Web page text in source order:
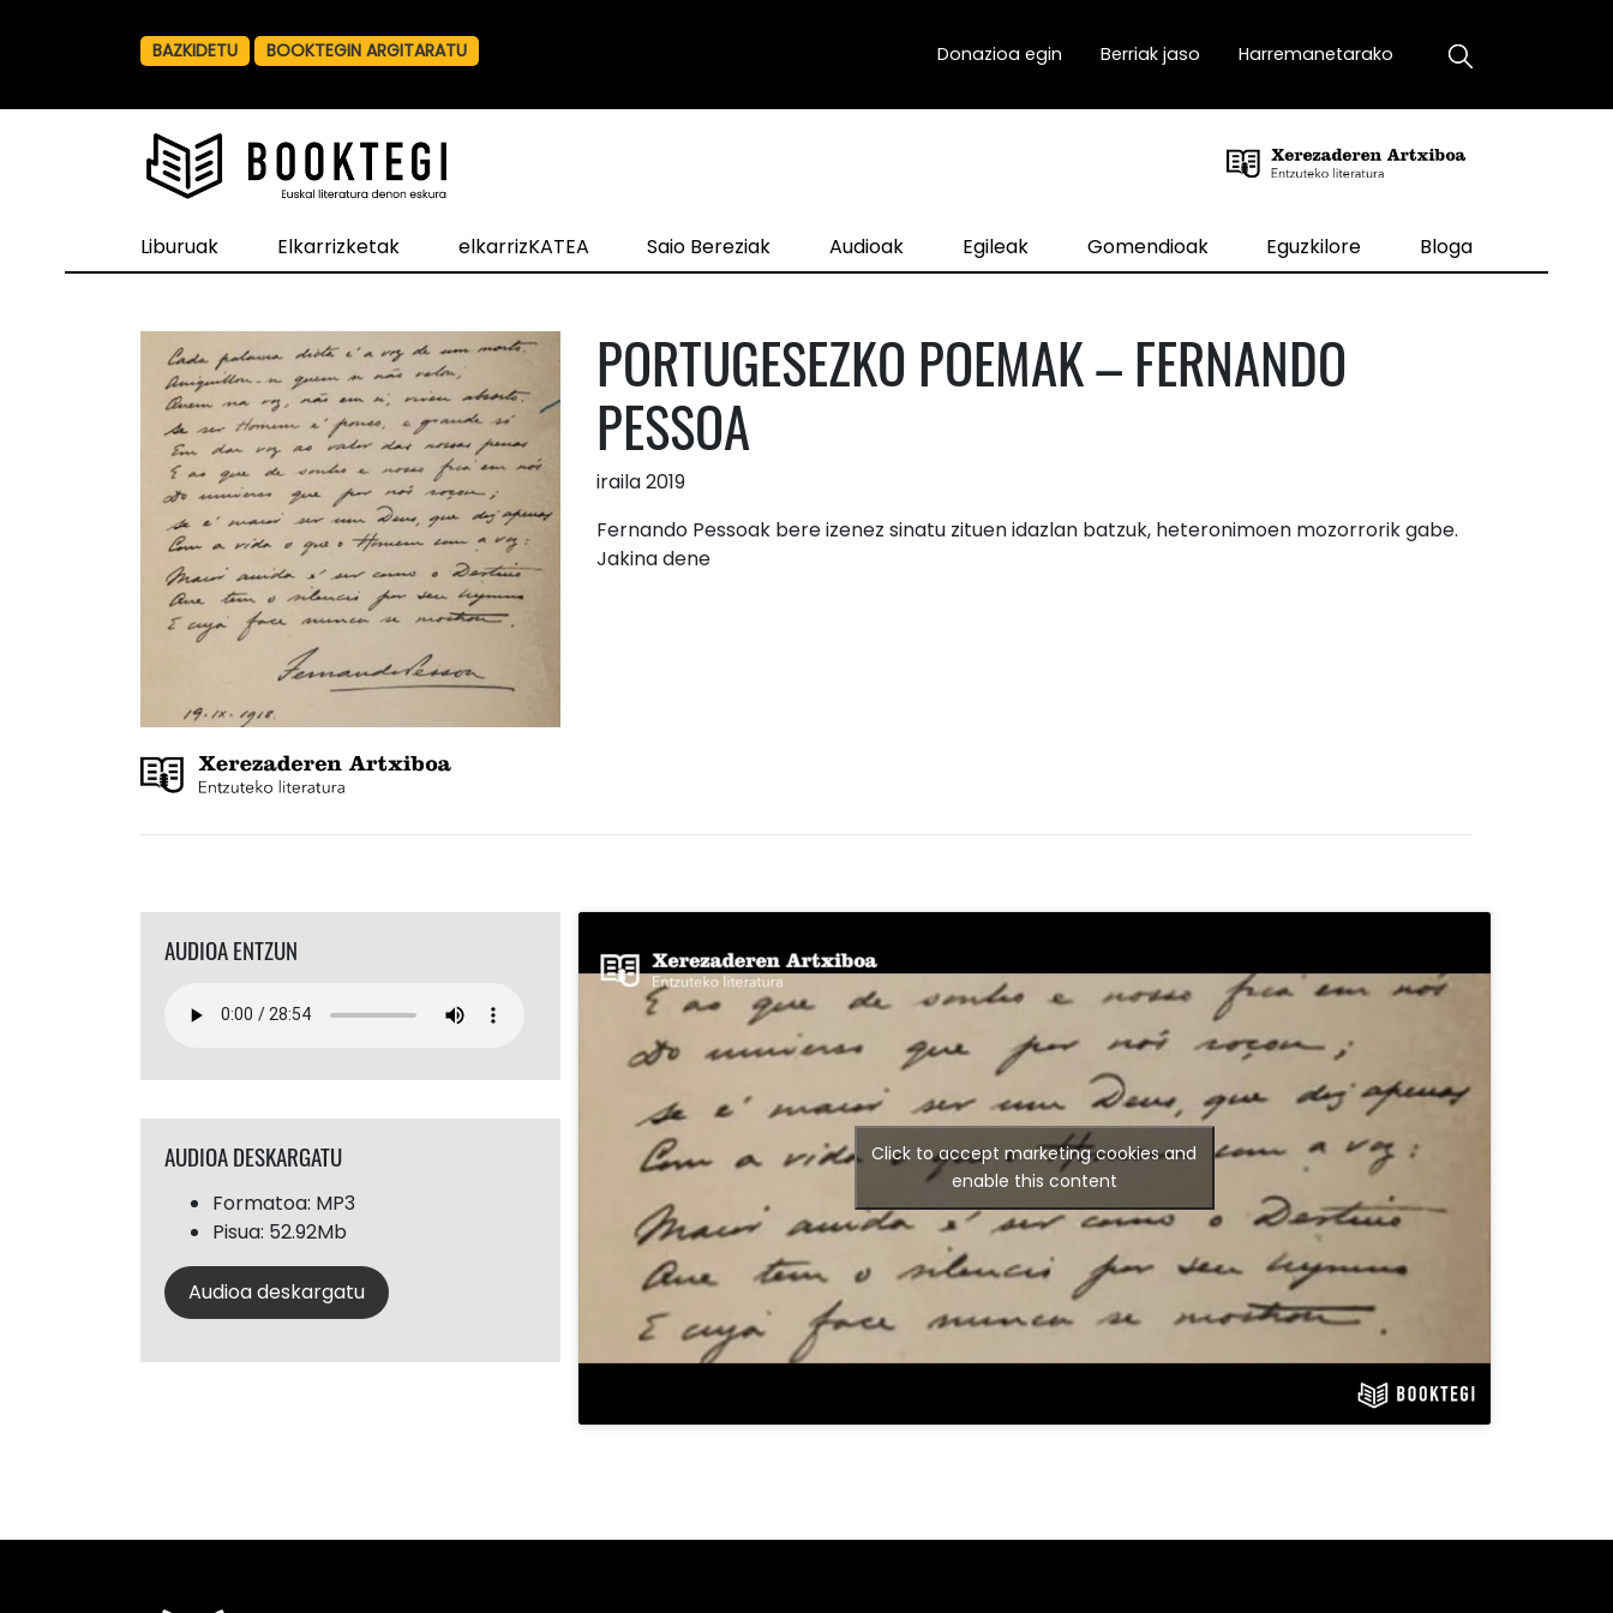
BAZKIDETU BOOKTEGIN ARGITARATU Donazioa egin Berriak jaso Harremanetarako
Liburuak Elkarrizketak elkarrizKATEA Saio Bereziak Audioak Egileak Gomendioak Eguzkilore Bloga
PORTUGESEZKO POEMAK – FERNANDO
PESSOA
iraila 2019
Fernando Pessoak bere izenez sinatu zituen idazlan batzuk, heteronimoen mozorrorik gabe.
Jakina dene
AUDIOA ENTZUN
AUDIOA DESKARGATU
Formatoa: MP3
Pisua: 52.92Mb
Audioa deskargatu
Click to accept marketing cookies and
enable this content